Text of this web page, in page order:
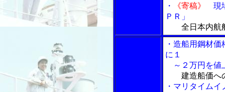
・
《寄稿》
現
ＰＲ」
全日本内
・造船用鋼材
に１
～２万円を値
建造船価へ
・マリタイム